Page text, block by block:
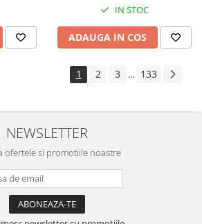
IN STOC
ADAUGA IN COS
1 2 3 ... 133
NEWSLETTER
ofertele si promotiile noastre